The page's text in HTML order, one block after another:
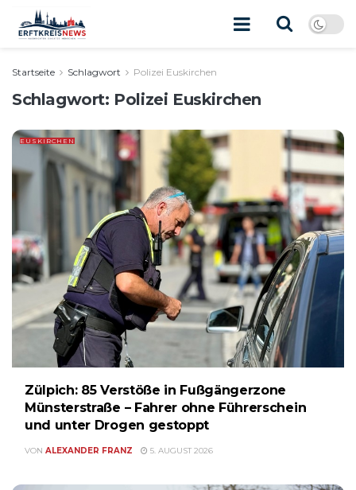
Startseite Schlagwort Polizei Euskirchen
Schlagwort: Polizei Euskirchen
EUSKIRCHEN
Zülpich: 85 Verstöße in Fußgängerzone
Münsterstraße – Fahrer ohne Führerschein
und unter Drogen gestoppt
VON ALEXANDER FRANZ 5. AUGUST 2026